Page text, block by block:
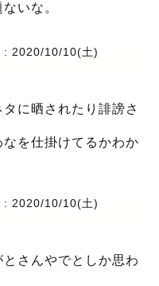
いな。
: 2020/10/10(土)
に晒されたり誹謗さ
を仕掛けてるかわか
: 2020/10/10(土)
さんやでとしか思わ